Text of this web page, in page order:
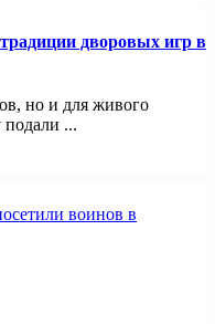
дворовых игр в
но и для живого
...